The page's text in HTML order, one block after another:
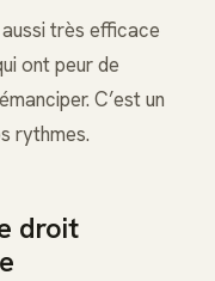
aussi très efficace
ont peur de
C’est un
rythmes.
droit